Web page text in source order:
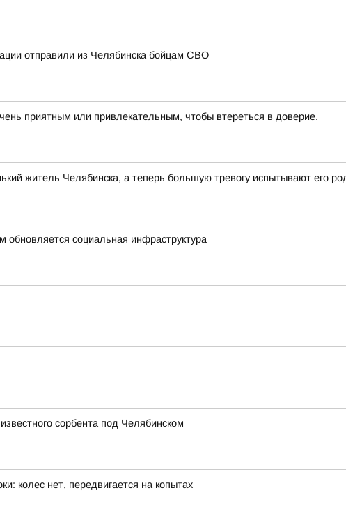
отправили из Челябинска бойцам СВО
приятным или привлекательным, чтобы втереться в доверие.
житель Челябинска, а теперь большую тревогу испытывают его
социальная инфраструктура
сорбента под Челябинском
колес нет, передвигается на копытах